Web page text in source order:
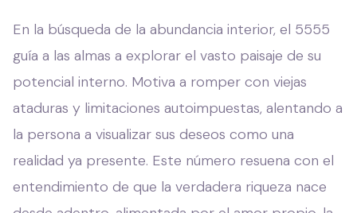
En la búsqueda de la abundancia interior, el 5555
guía a las almas a explorar el vasto paisaje de su
potencial interno. Motiva a romper con viejas
ataduras y limitaciones autoimpuestas, alentando a
la persona a visualizar sus deseos como una
realidad ya presente. Este número resuena con el
entendimiento de que la verdadera riqueza nace